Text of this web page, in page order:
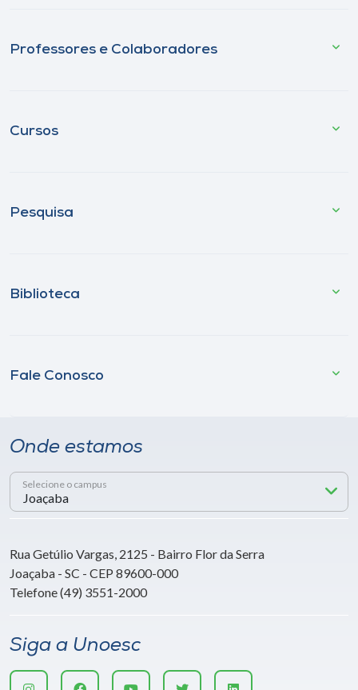
Professores e Colaboradores
Cursos
Pesquisa
Biblioteca
Fale Conosco
Onde estamos
Selecione o campus
Rua Getúlio Vargas, 2125 - Bairro Flor da Serra
Joaçaba - SC - CEP 89600-000
Telefone (49) 3551-2000
Siga a Unoesc